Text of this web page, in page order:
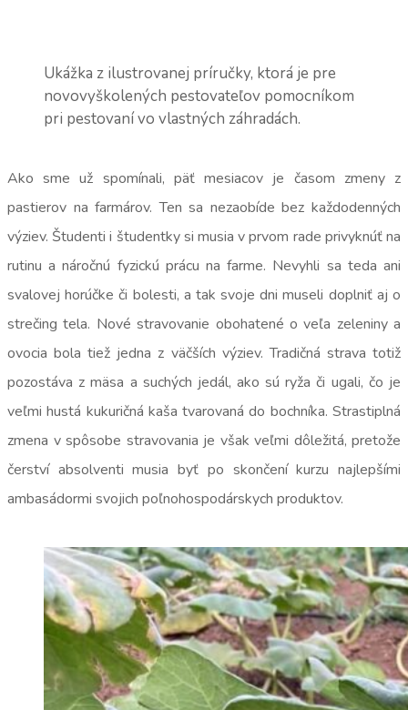
Ukážka z ilustrovanej príručky, ktorá je pre
novovyškolených pestovateľov pomocníkom
pri pestovaní vo vlastných záhradách.
Ako sme už spomínali, päť mesiacov je časom zmeny z
pastierov na farmárov. Ten sa nezaobíde bez každodenných
výziev. Študenti i študentky si musia v prvom rade privyknúť na
rutinu a náročnú fyzickú prácu na farme. Nevyhli sa teda ani
svalovej horúčke či bolesti, a tak svoje dni museli doplniť aj o
strečing tela. Nové stravovanie obohatené o veľa zeleniny a
ovocia bola tiež jedna z väčších výziev. Tradičná strava totiž
pozostáva z mäsa a suchých jedál, ako sú ryža či ugali, čo je
veľmi hustá kukuričná kaša tvarovaná do bochníka. Strastiplná
zmena v spôsobe stravovania je však veľmi dôležitá, pretože
čerství absolventi musia byť po skončení kurzu najlepšími
ambasádormi svojich poľnohospodárskych produktov.